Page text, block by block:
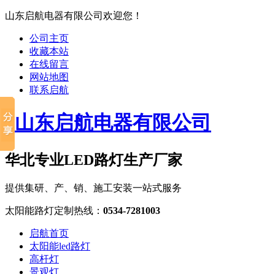
山东启航电器有限公司欢迎您！
公司主页
收藏本站
在线留言
网站地图
联系启航
华北专业LED路灯生产厂家
提供集研、产、销、施工安装一站式服务
太阳能路灯定制热线： 0534-7281003
启航首页
太阳能led路灯
高杆灯
景观灯